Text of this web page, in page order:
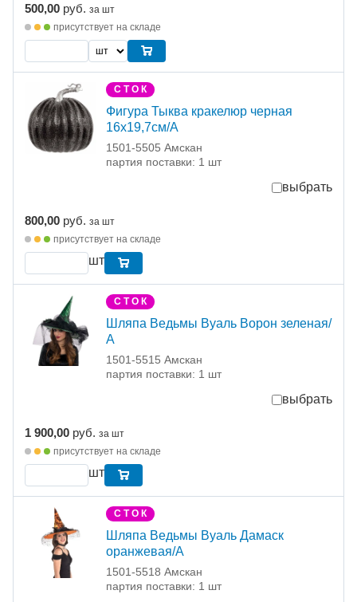
500,00 руб. за шт
присутствует на складе
С Т О К
Фигура Тыква кракелюр черная
16х19,7см/А
1501-5505 Амскан
партия поставки: 1 шт
выбрать
800,00 руб. за шт
присутствует на складе
шт
С Т О К
Шляпа Ведьмы Вуаль Ворон зеленая/
А
1501-5515 Амскан
партия поставки: 1 шт
выбрать
1 900,00 руб. за шт
присутствует на складе
шт
С Т О К
Шляпа Ведьмы Вуаль Дамаск
оранжевая/А
1501-5518 Амскан
партия поставки: 1 шт